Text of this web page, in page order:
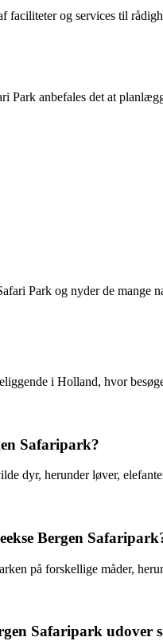
faciliteter og services til
Park anbefales det at
Park og nyder de mange
i Holland, hvor
Safaripark?
dyr, herunder løver,
Bergen
på forskellige måder,
Safaripark udover